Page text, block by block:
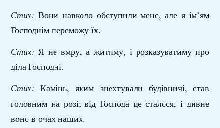
Стих: Вони навколо обступили мене, але я ім’ям
Господнім переможу їх.
Стих: Я не вмру, а житиму, і розказуватиму про
діла Господні.
Стих: Камінь, яким знехтували будівничі, став
головним на розі; від Господа це сталося, і дивне
воно в очах наших.